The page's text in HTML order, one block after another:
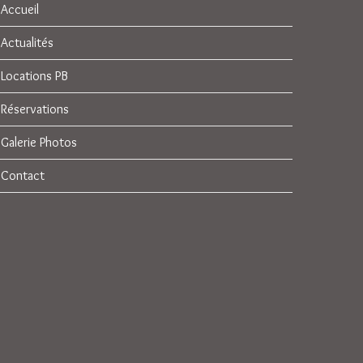
Accueil
Actualités
Locations PB
Réservations
Galerie Photos
Contact